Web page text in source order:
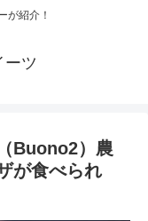
が紹介！
ーツ
Buono2）農
が食べられ